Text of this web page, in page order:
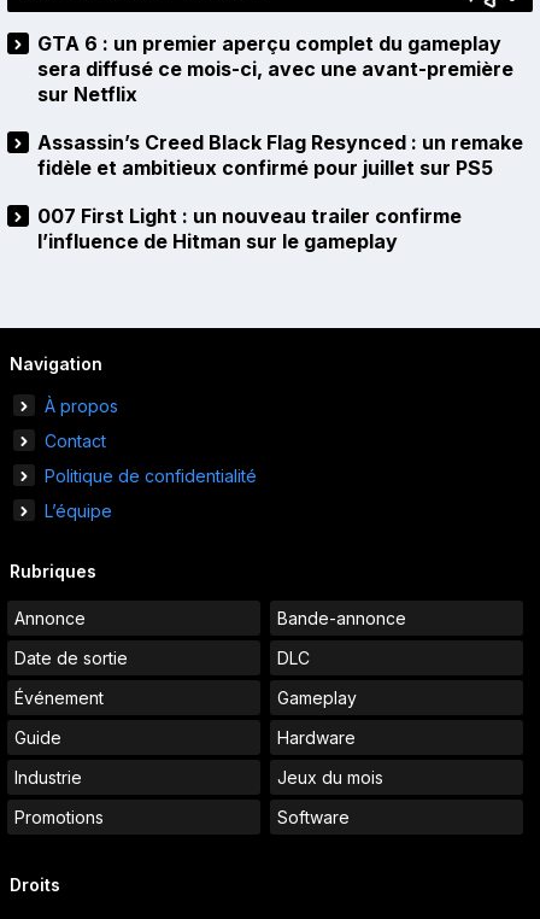
GTA 6 : un premier aperçu complet du gameplay
sera diffusé ce mois-ci, avec une avant-première
sur Netflix
Assassin’s Creed Black Flag Resynced : un remake
fidèle et ambitieux confirmé pour juillet sur PS5
007 First Light : un nouveau trailer confirme
l’influence de Hitman sur le gameplay
Navigation
À propos
Contact
Politique de confidentialité
L’équipe
Rubriques
Annonce
Bande-annonce
Date de sortie
DLC
Événement
Gameplay
Guide
Hardware
Industrie
Jeux du mois
Promotions
Software
Droits